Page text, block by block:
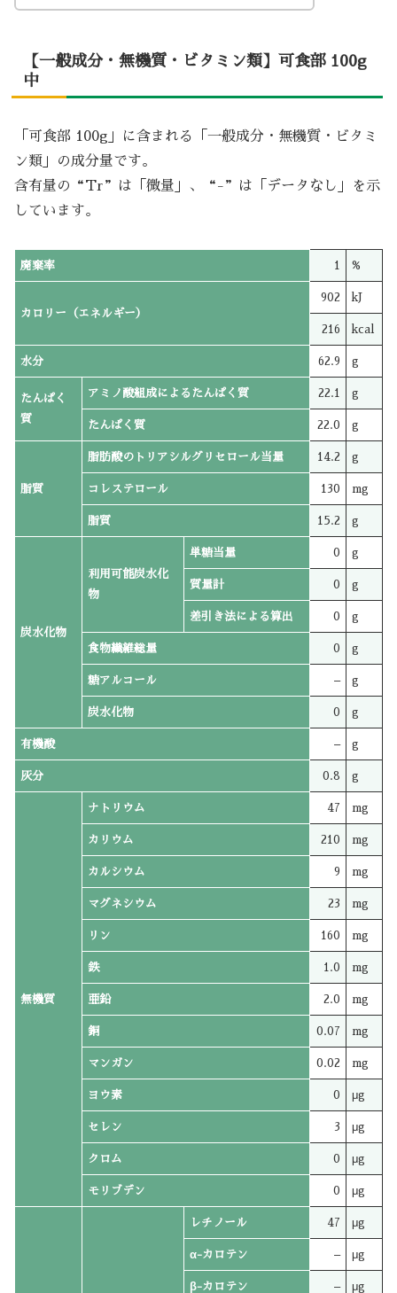
【一般成分・無機質・ビタミン類】可食部 100g
中
「可食部 100g」に含まれる「一般成分・無機質・ビタミ
ン類」の成分量です。
含有量の“Tr”は「微量」、“-”は「データなし」を示
しています。
廃棄率 1 %
カロリー（エネルギー）
902 kJ
216 kcal
水分 62.9 g
たんぱく
質
アミノ酸組成によるたんぱく質 22.1 g
たんぱく質 22.0 g
脂質
脂肪酸のトリアシルグリセロール当量 14.2 g
コレステロール 130 mg
脂質 15.2 g
炭水化物
利用可能炭水化
物
単糖当量 0 g
質量計 0 g
差引き法による算出 0 g
食物繊維総量 0 g
糖アルコール – g
炭水化物 0 g
有機酸 – g
灰分 0.8 g
無機質
ナトリウム 47 mg
カリウム 210 mg
カルシウム 9 mg
マグネシウム 23 mg
リン 160 mg
鉄 1.0 mg
亜鉛 2.0 mg
銅 0.07 mg
マンガン 0.02 mg
ヨウ素 0 μg
セレン 3 μg
クロム 0 μg
モリブデン 0 μg
レチノール 47 μg
α-カロテン – μg
β-カロテン – μg